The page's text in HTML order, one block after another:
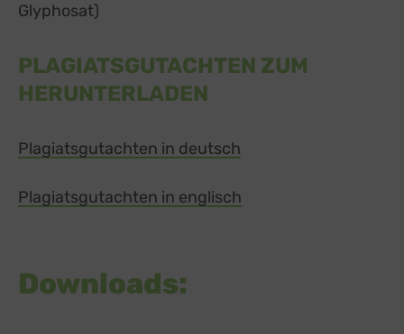
Glyphosat)
PLAGIATSGUTACHTEN ZUM
HERUNTERLADEN
Plagiatsgutachten in deutsch
Plagiatsgutachten in englisch
Downloads: